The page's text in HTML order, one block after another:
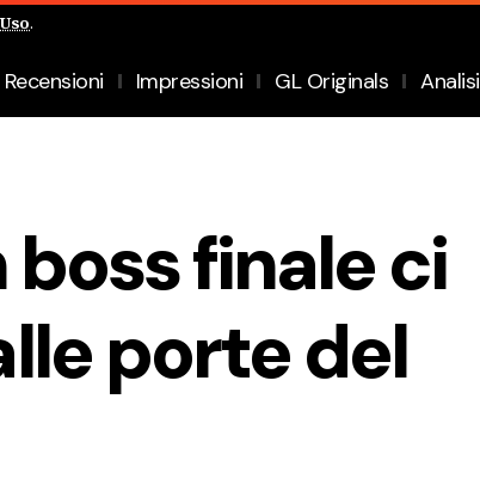
.
Recensioni Impressioni GL Originals Analisi
boss finale ci
porte del